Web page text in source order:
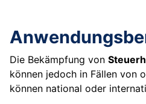
Die Bekämpfung von
können jedoch in Fällen von
können national oder